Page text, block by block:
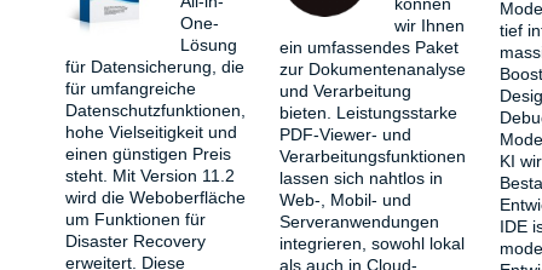
One-
Lösung
für Datensicherung, die
für umfangreiche
Datenschutzfunktionen,
hohe Vielseitigkeit und
einen günstigen Preis
steht. Mit Version 11.2
wird die Weboberfläche
um Funktionen für
Disaster Recovery
erweitert. Diese
können
wir Ihnen
ein umfassendes Paket
zur Dokumentenanalyse
und Verarbeitung
bieten. Leistungsstarke
PDF-Viewer- und
Verarbeitungsfunktionen
lassen sich nahtlos in
Web-, Mobil- und
Serveranwendungen
integrieren, sowohl lokal
als auch in Cloud-
tief
KI
IDE